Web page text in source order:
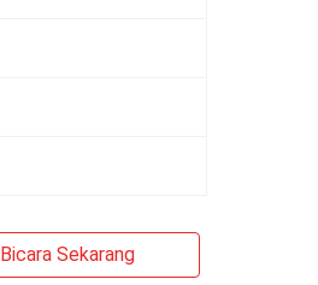
Bicara Sekarang